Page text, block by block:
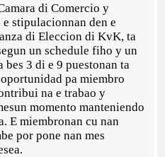
di Comercio y
stipulacionnan den e
di Eleccion di KvK, ta
un schedule fiho y un
3 di e 9 puestonan ta
pa miembro
na e trabao y
momento manteniendo
E miembronan cu nan
por pone nan mes